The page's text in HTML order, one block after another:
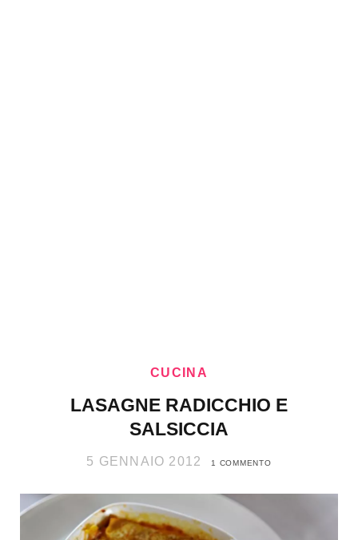
CUCINA
LASAGNE RADICCHIO E
SALSICCIA
5 GENNAIO 2012 1 COMMENTO